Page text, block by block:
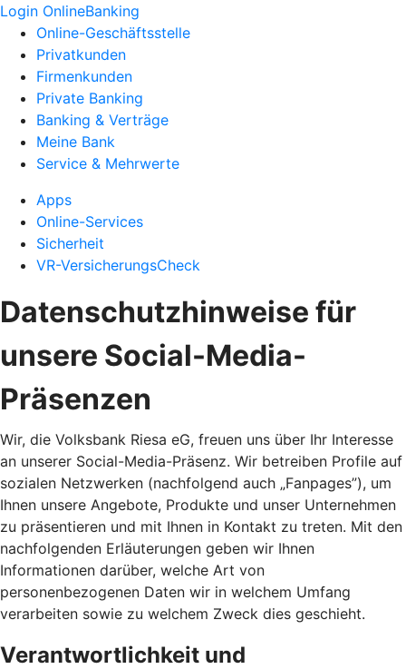
Login OnlineBanking
Online-Geschäftsstelle
Privatkunden
Firmenkunden
Private Banking
Banking & Verträge
Meine Bank
Service & Mehrwerte
Apps
Online-Services
Sicherheit
VR-VersicherungsCheck
Datenschutzhinweise für
unsere Social-Media-
Präsenzen
Wir, die Volksbank Riesa eG, freuen uns über Ihr Interesse
an unserer Social-Media-Präsenz. Wir betreiben Profile auf
sozialen Netzwerken (nachfolgend auch „Fanpages”), um
Ihnen unsere Angebote, Produkte und unser Unternehmen
zu präsentieren und mit Ihnen in Kontakt zu treten. Mit den
nachfolgenden Erläuterungen geben wir Ihnen
Informationen darüber, welche Art von
personenbezogenen Daten wir in welchem Umfang
verarbeiten sowie zu welchem Zweck dies geschieht.
Verantwortlichkeit und